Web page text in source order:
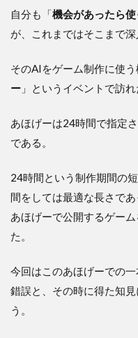
自分も「機会があったら
が、これまではそこまで深
そのAIをゲーム制作に使
ー 」というイベントで訪れ
あほげーは24時間で指定
である。
24時間という制作期間の
間をしては最適な長さで
あほげーで公開するゲー
た。
今回はこのあほげーでの
錯誤と、その時に得た知
う。